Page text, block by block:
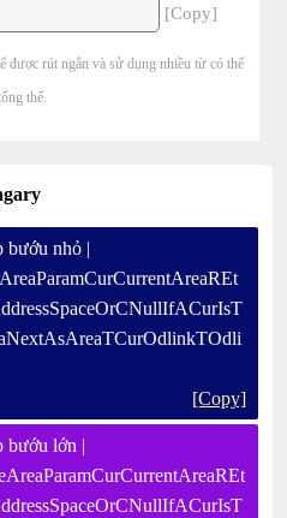
[Copy]
được rút ngắn và sử dụng nhiều từ có thể
thể.
bướu nhỏ |
[Copy]
bướu lớn |